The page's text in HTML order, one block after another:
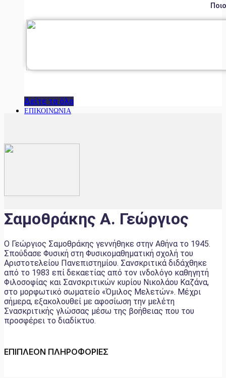
Δείτε τα όλα
ΕΠΙΚΟΙΝΩΝΙΑ
Σαμοθράκης Α. Γεώργιος
Ο Γεώργιος Σαμοθράκης γεννήθηκε στην Αθήνα το 1945.
Σπούδασε Φυσική στη Φυσικομαθηματική σχολή του
Αριστοτελείου Πανεπιστημίου. Σανσκριτικά διδάχθηκε
από το 1983 επί δεκαετίας από τον ινδολόγο καθηγητή
Φιλοσοφίας και Σανσκριτικών κυρίου Νικολάου Καζάνα,
στο μορφωτικό σωματείο «Όμιλος Μελετών». Μέχρι
σήμερα, εξακολουθεί με αφοσίωση την μελέτη
Σνασκριτικής γλώσσας μέσω της βοήθειας που του
προσφέρει το διαδίκτυο.
ΕΠΙΠΛΕΟΝ ΠΛΗΡΟΦΟΡΙΕΣ